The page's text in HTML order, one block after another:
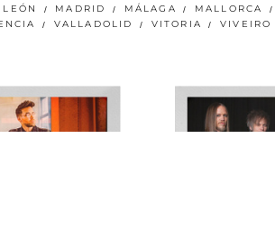
LEÓN MADRID MÁLAGA MALLORCA
VALLADOLID VITORIA VIVEIRO